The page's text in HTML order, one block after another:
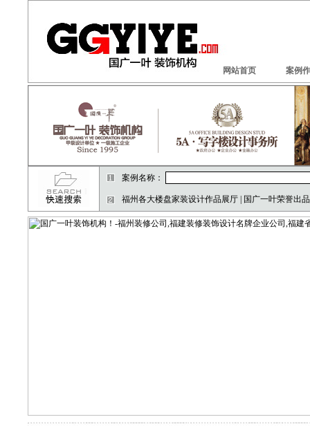
网站首页 案例
案例名称：
福州各大楼盘家装设计作品展厅 | 国广一叶荣誉出品